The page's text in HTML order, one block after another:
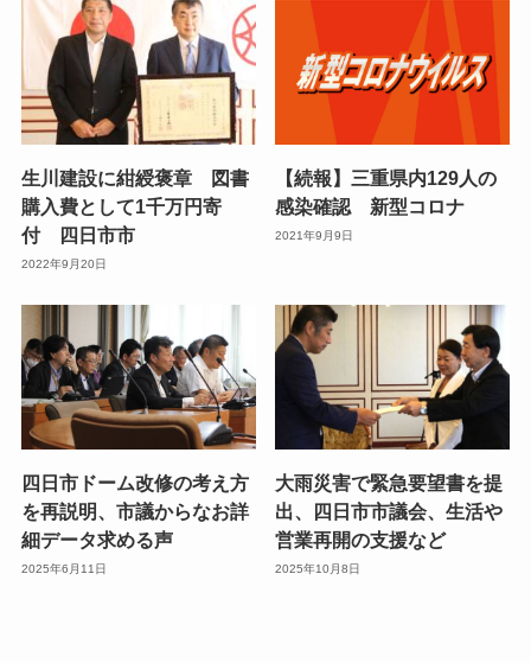
生川建設に紺綬褒章 図書
購入費として1千万円寄
付 四日市市
2022年9月20日
【続報】三重県内129人の
感染確認 新型コロナ
2021年9月9日
四日市ドーム改修の考え方
を再説明、市議からなお詳
細データ求める声
2025年6月11日
大雨災害で緊急要望書を提
出、四日市市議会、生活や
営業再開の支援など
2025年10月8日